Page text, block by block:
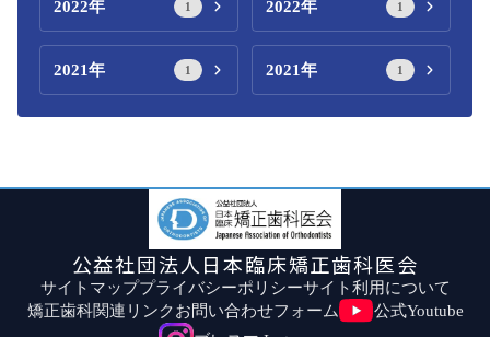
2022年 1 2022年 1
2021年 1 2021年 1
公益社団法人日本臨床矯正歯科医会
サイトマッププライバシーポリシーサイト利用について
矯正歯科関連リンクお問い合わせフォーム
公式Youtube